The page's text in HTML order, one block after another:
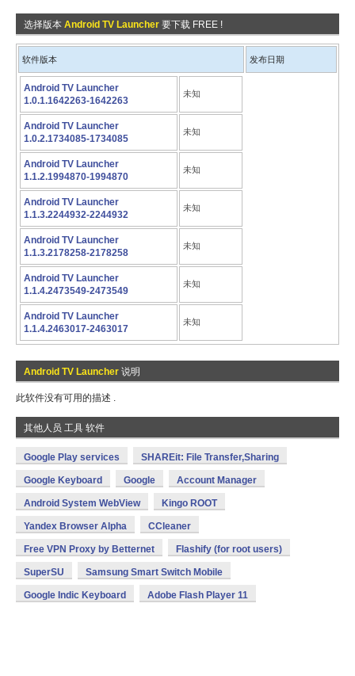
选择版本 Android TV Launcher 要下载 FREE !
软件版本 发布日期
Android TV Launcher
1.0.1.1642263-1642263
未知
Android TV Launcher
1.0.2.1734085-1734085
未知
Android TV Launcher
1.1.2.1994870-1994870
未知
Android TV Launcher
1.1.3.2244932-2244932
未知
Android TV Launcher
1.1.3.2178258-2178258
未知
Android TV Launcher
1.1.4.2473549-2473549
未知
Android TV Launcher
1.1.4.2463017-2463017
未知
Android TV Launcher 说明
此软件没有可用的描述 .
其他人员 工具 软件
Google Play services SHAREit: File Transfer,Sharing
Google Keyboard Google Account Manager
Android System WebView Kingo ROOT
Yandex Browser Alpha CCleaner
Free VPN Proxy by Betternet Flashify (for root users)
SuperSU Samsung Smart Switch Mobile
Google Indic Keyboard Adobe Flash Player 11